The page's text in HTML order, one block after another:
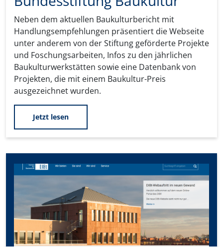
Neben dem aktuellen Baukulturbericht mit
Handlungsempfehlungen präsentiert die Webseite
unter anderem von der Stiftung geförderte Projekte
und Foschungsarbeiten, Infos zu den jährlichen
Baukulturwerkstätten sowie eine Datenbank von
Projekten, die mit einem Baukultur-Preis
ausgezeichnet wurden.
Jetzt lesen